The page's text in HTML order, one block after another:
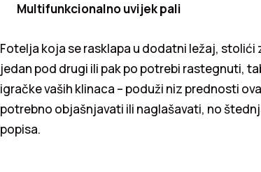
Multifunkcionalno uvijek pali
Fotelja koja se rasklapa u dodatni ležaj, stolići
jedan pod drugi ili pak po potrebi rastegnuti,
igračke vaših klinaca – poduži niz prednosti
potrebno objašnjavati ili naglašavati, no
popisa.